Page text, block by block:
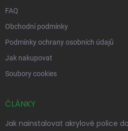
FAQ
Obchodní podmínky
Podmínky ochrany osobních údajů
Jak nakupovat
Soubory cookies
ČLÁNKY
Jak nainstalovat akrylové police do